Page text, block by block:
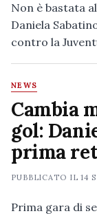
Non è bastata
Daniela
contro la
NEWS
Cambia
gol:
prima
PUBBLICATO IL14
Prima gara di